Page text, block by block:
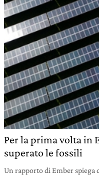
Per la prima volta in
superato le fossili
Un rapporto di Ember spiega